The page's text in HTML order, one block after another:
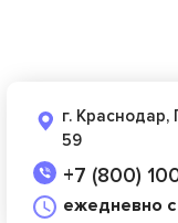
г.
59
+7 (800)
ежедневно